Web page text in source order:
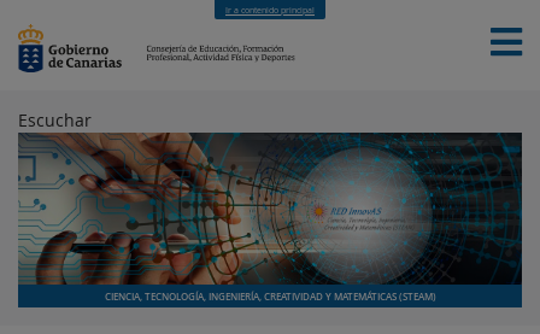
Ir a contenido principal
INICIO EDUCACIÓN
FORMACIÓN PROFESIONAL
CUALIFICACIONES PROFESIONALES
DEPORTES
CONTACTO
[INTRANET]
Escuchar
CIENCIA, TECNOLOGÍA, INGENIERÍA, CREATIVIDAD Y MATEMÁTICAS (STEAM)